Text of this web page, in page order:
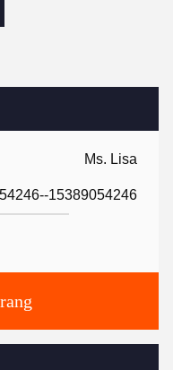
Ms. Lisa
15389054246